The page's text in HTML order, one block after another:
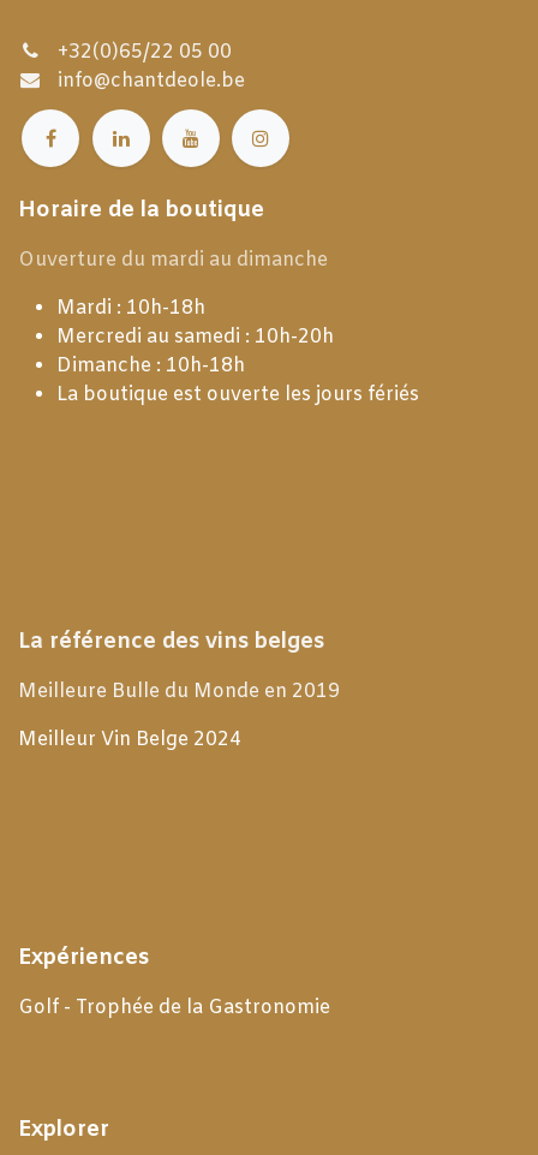
+32(0)65/22 05 00
info@chantdeole.be
Horaire de la boutique
Ouverture du mardi au dimanche
Mardi : 10h-18h
Mercredi au samedi : 10h-20h
Dimanche : 10h-18h
La boutique est ouverte les jours fériés
La référence des vins belges
Meilleure Bulle du Monde en 2019
Meilleur Vin Belge 2024
Expériences
Golf - Trophée de la Gastronomie
Explorer